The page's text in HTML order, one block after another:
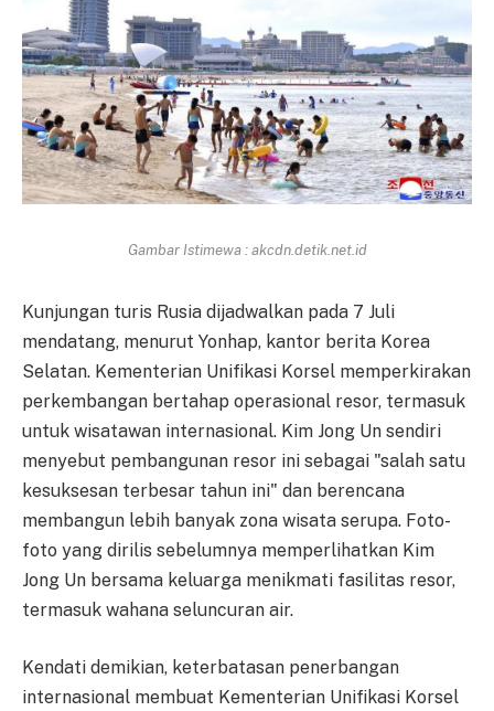
Gambar Istimewa : akcdn.detik.net.id
Kunjungan turis Rusia dijadwalkan pada 7 Juli
mendatang, menurut Yonhap, kantor berita Korea
Selatan. Kementerian Unifikasi Korsel memperkirakan
perkembangan bertahap operasional resor, termasuk
untuk wisatawan internasional. Kim Jong Un sendiri
menyebut pembangunan resor ini sebagai "salah satu
kesuksesan terbesar tahun ini" dan berencana
membangun lebih banyak zona wisata serupa. Foto-
foto yang dirilis sebelumnya memperlihatkan Kim
Jong Un bersama keluarga menikmati fasilitas resor,
termasuk wahana seluncuran air.
Kendati demikian, keterbatasan penerbangan
internasional membuat Kementerian Unifikasi Korsel